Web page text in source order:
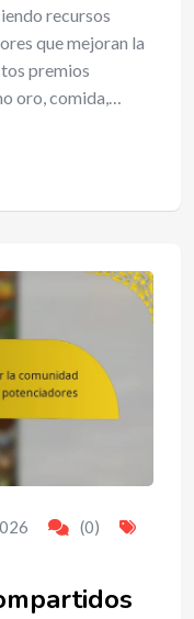
recursos
que mejoran la
premios
oro, comida,…
(0)